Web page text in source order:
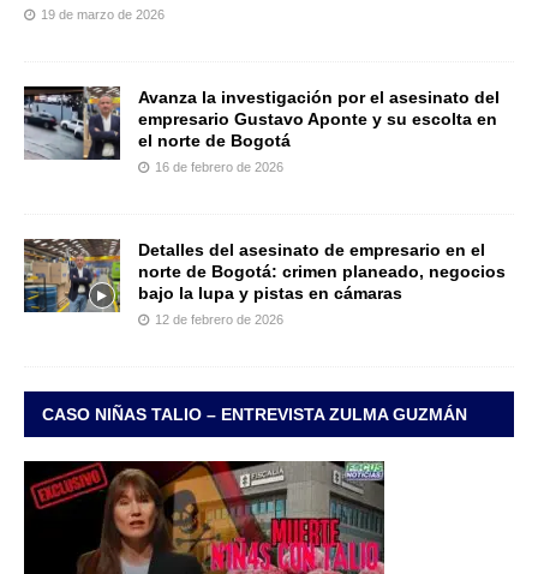
19 de marzo de 2026
Avanza la investigación por el asesinato del
empresario Gustavo Aponte y su escolta en
el norte de Bogotá
16 de febrero de 2026
Detalles del asesinato de empresario en el
norte de Bogotá: crimen planeado, negocios
bajo la lupa y pistas en cámaras
12 de febrero de 2026
CASO NIÑAS TALIO – ENTREVISTA ZULMA GUZMÁN